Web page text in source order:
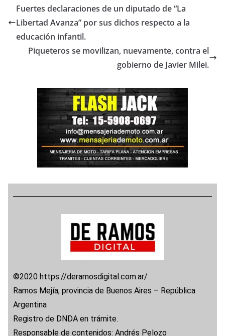
Fuertes declaraciones de un diputado de “La
Libertad Avanza” por sus dichos respecto a la
educación infantil.
Piqueteros se movilizan, nuevamente, contra el
gobierno de Javier Milei.
©2020 https://deramosdigital.com.ar/
Ramos Mejía, provincia de Buenos Aires – República
Argentina
Registro de DNDA en trámite.
Responsable de contenidos: Andrés Pelozo